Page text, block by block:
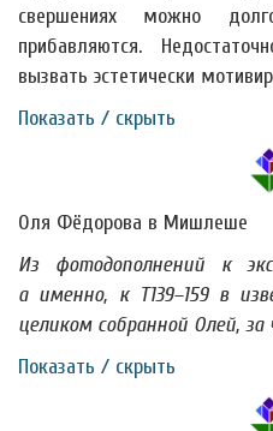
свершениях можно
прибавляются.
вызвать эстетически
Показать / скрыть
Оля Фёдорова в Мишлеше
Из фотодополнений к
а именно, к Т139–159 в
целиком собранной Олей,
Показать / скрыть